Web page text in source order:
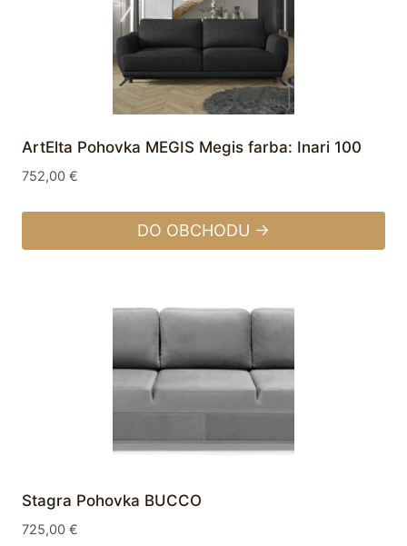
ArtElta Pohovka MEGIS Megis farba: Inari 100
752,00 €
DO OBCHODU →
Stagra Pohovka BUCCO
725,00 €